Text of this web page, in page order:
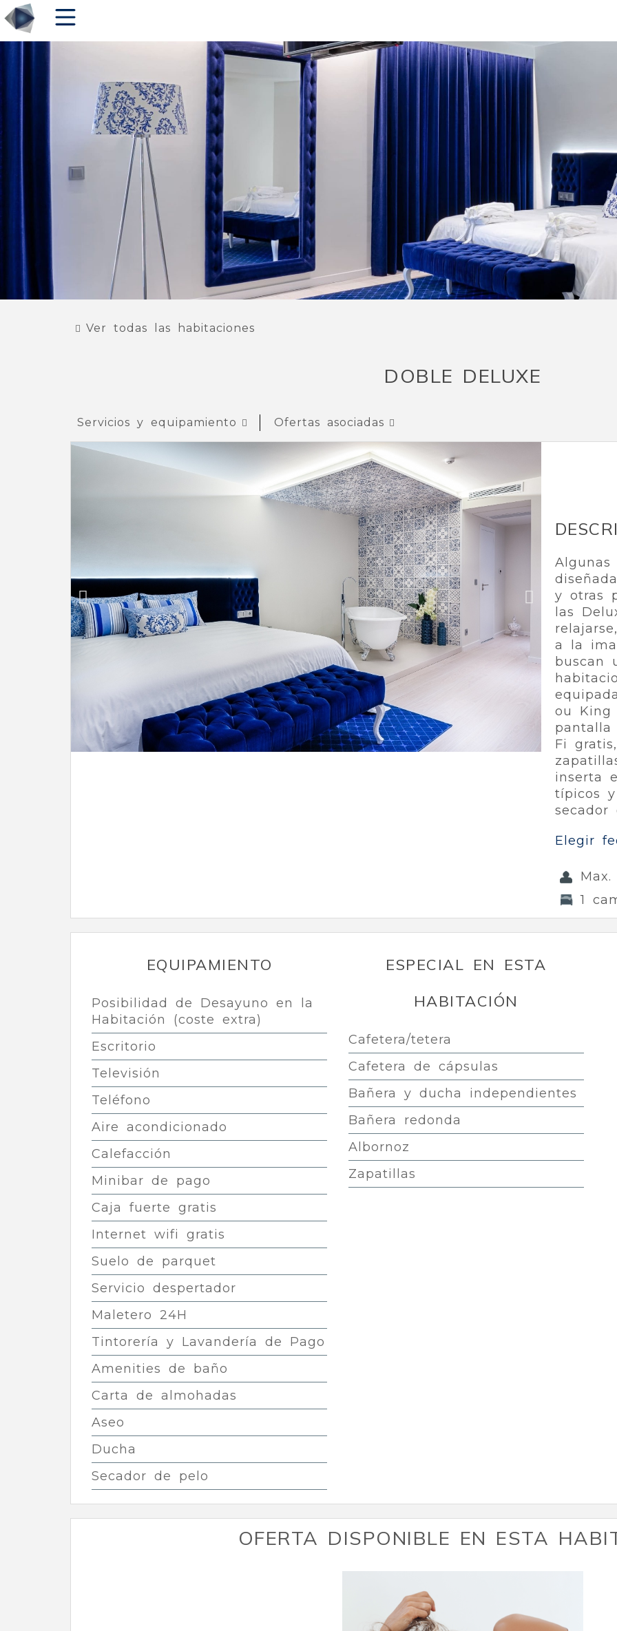
Ver todas las habitaciones
DOBLE DELUXE
Servicios y equipamiento Ofertas asociadas
1
y otras
las
a la
buscan
ou King
Fi
inserta
típicos
secador
Elegir
EQUIPAMIENTO
Posibilidad de Desayuno en la
Habitación (coste extra)
Escritorio
Televisión
Teléfono
Aire acondicionado
Calefacción
Minibar de pago
Caja fuerte gratis
Internet wifi gratis
Suelo de parquet
Servicio despertador
Maletero 24H
Tintorería y Lavandería de Pago
Amenities de baño
Carta de almohadas
Aseo
Ducha
Secador de pelo
ESPECIAL EN ESTA
HABITACIÓN
Cafetera/tetera
Cafetera de cápsulas
Bañera y ducha independientes
Bañera redonda
Albornoz
Zapatillas
OFERTA DISPONIBLE EN ESTA